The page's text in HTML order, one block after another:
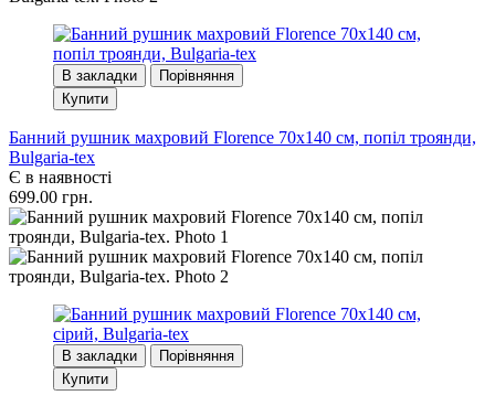
В закладки
Порівняння
Купити
Банний рушник махровий Florence 70x140 см, попіл троянди,
Bulgaria-tex
Є в наявності
699.00 грн.
В закладки
Порівняння
Купити